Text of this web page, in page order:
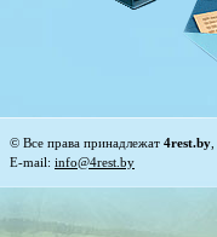
© Все права принадлежат 4rest.by
E-mail: info@4rest.by